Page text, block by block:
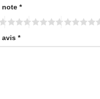
note *
avis *